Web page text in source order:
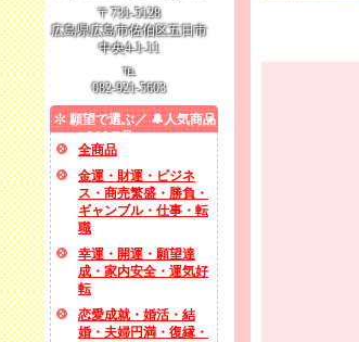
〒731-5128
広島県広島市佐伯区五日市
中央4-1-11
℡
082-921-5603
願望で選ぶ／ 🔔人気商品
／ SALE品
全商品
金運・財運・ビジネ
ス・商売繁盛・勝負・
ギャンブル・仕事・転
職
幸運・開運・願望達
成・家内安全・運気好
転
恋愛成就・婚活・結
婚・夫婦円満・復縁・